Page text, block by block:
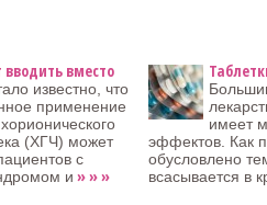
вводить вместо
известно, что
применение
(ХГЧ) может
с
и » » »
имеет
эффектов. Как
обусловлено
всасывается в